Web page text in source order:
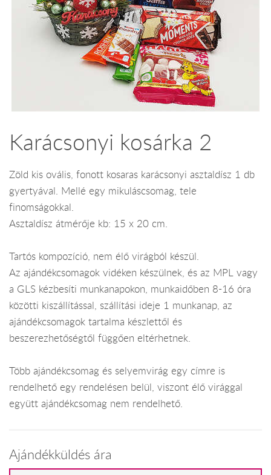
Karácsonyi kosárka 2
Zöld kis ovális, fonott kosaras karácsonyi asztaldísz 1 db
gyertyával. Mellé egy mikuláscsomag, tele
finomságokkal.
Asztaldísz átmérője kb: 15 x 20 cm.
Tartós kompozíció, nem élő virágból készül.
Az ajándékcsomagok vidéken készülnek, és az MPL vagy
a GLS kézbesíti munkanapokon, munkaidőben 8-16 óra
közötti kiszállítással, szállítási ideje 1 munkanap, az
ajándékcsomagok tartalma készlettől és
beszerezhetőségtől függően eltérhetnek.
Több ajándékcsomag és selyemvirág egy címre is
rendelhető egy rendelésen belül, viszont élő virággal
együtt ajándékcsomag nem rendelhető.
Ajándékküldés ára